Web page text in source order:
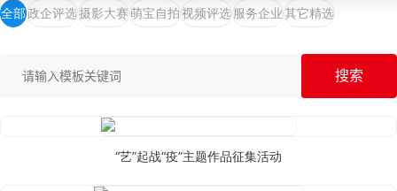
全部政企评选摄影大赛萌宝自拍视频评选 服务企业其它精选
“艺”起战“疫”主题作品征集活动